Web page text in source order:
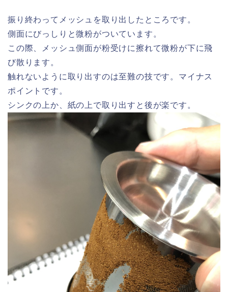
振り終わってメッシュを取り出したところです。
側面にびっしりと微粉がついています。
この際、メッシュ側面が粉受けに擦れて微粉が下に飛
び散ります。
触れないように取り出すのは至難の技です。マイナス
ポイントです。
シンクの上か、紙の上で取り出すと後が楽です。